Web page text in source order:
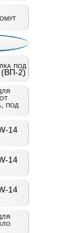
под
(ВП-2)
под
14
14
14